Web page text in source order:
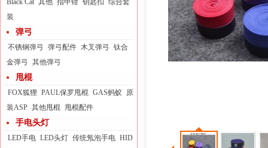
Black Cat 其他 指甲钳 钥匙扣 综合套
装
弹弓
不锈钢弹弓 弹弓配件 木叉弹弓
钛合
金弹弓
其他弹弓
甩棍
FOX狐狸 PAUL保罗甩棍 GAS蚂蚁
原
装ASP 其他甩棍 甩棍配件
手电头灯
LED手电 LED头灯 传统氖泡手电 HID